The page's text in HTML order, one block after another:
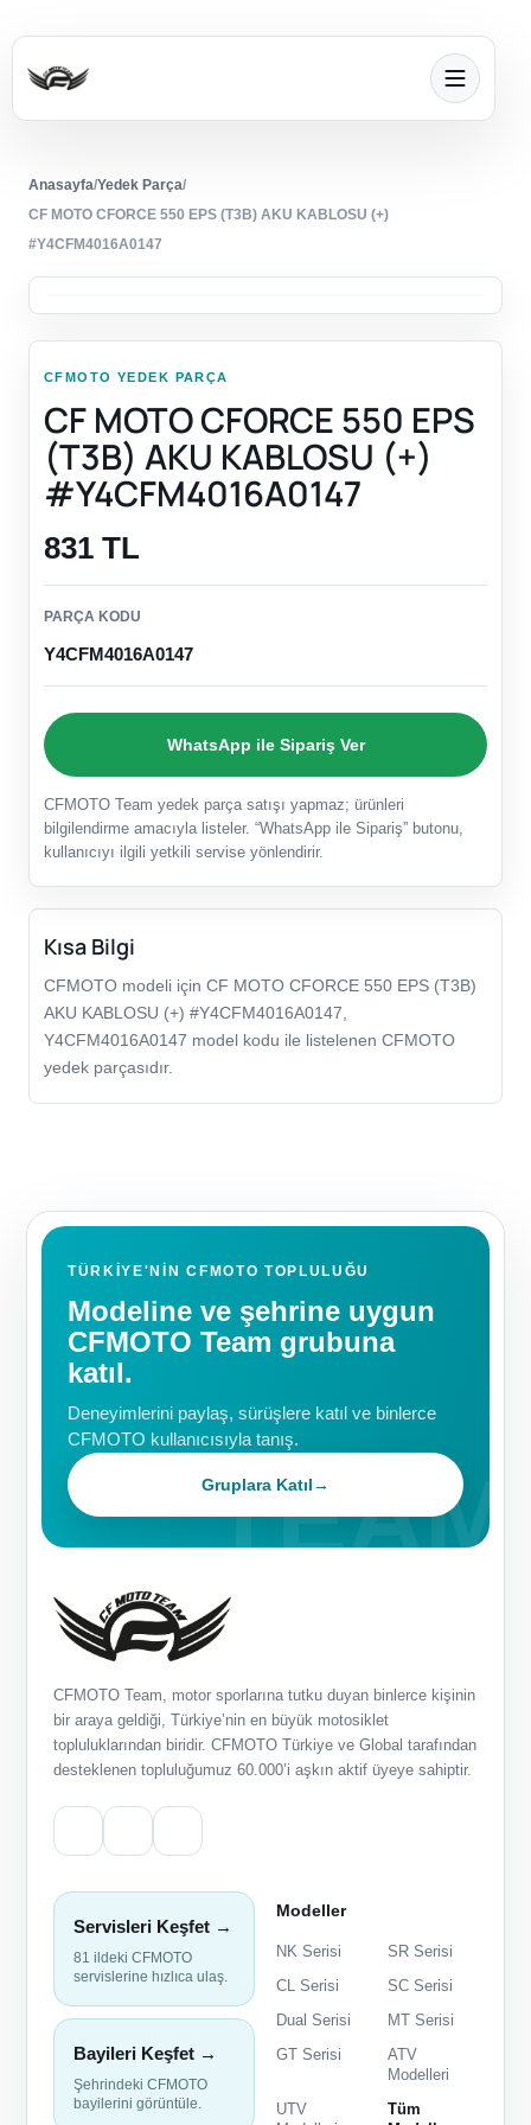
Anasayfa/Yedek Parça/
CF MOTO CFORCE 550 EPS (T3B) AKU KABLOSU (+)
#Y4CFM4016A0147
CFMOTO YEDEK PARÇA
CF MOTO CFORCE 550 EPS
(T3B) AKU KABLOSU (+)
#Y4CFM4016A0147
831 TL
PARÇA KODU
Y4CFM4016A0147
WhatsApp ile Sipariş Ver
CFMOTO Team yedek parça satışı yapmaz; ürünleri
bilgilendirme amacıyla listeler. “WhatsApp ile Sipariş” butonu,
kullanıcıyı ilgili yetkili servise yönlendirir.
Kısa Bilgi
CFMOTO modeli için CF MOTO CFORCE 550 EPS (T3B)
AKU KABLOSU (+) #Y4CFM4016A0147,
Y4CFM4016A0147 model kodu ile listelenen CFMOTO
yedek parçasıdır.
TÜRKIYE'NIN CFMOTO TOPLULUĞU
Modeline ve şehrine uygun
CFMOTO Team grubuna
katıl.
Deneyimlerini paylaş, sürüşlere katıl ve binlerce
CFMOTO kullanıcısıyla tanış.
Gruplara Katıl→
CFMOTO Team, motor sporlarına tutku duyan binlerce kişinin
bir araya geldiği, Türkiye’nin en büyük motosiklet
topluluklarından biridir. CFMOTO Türkiye ve Global tarafından
desteklenen topluluğumuz 60.000’i aşkın aktif üyeye sahiptir.
Servisleri Keşfet →
81 ildeki CFMOTO
servislerine hızlıca ulaş.
Bayileri Keşfet →
Şehrindeki CFMOTO
bayilerini görüntüle.
Modeller
NK Serisi
SR Serisi
CL Serisi
SC Serisi
Dual Serisi
MT Serisi
GT Serisi
ATV
Modelleri
UTV
Tüm